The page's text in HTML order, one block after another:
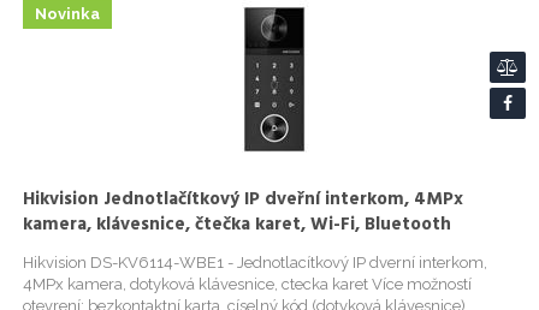
Hikvision Jednotlačítkový IP dveřní interkom, 4MPx
kamera, klávesnice, čtečka karet, Wi-Fi, Bluetooth
Hikvision DS-KV6114-WBE1 - Jednotlacítkový IP dverní interkom,
4MPx kamera, dotyková klávesnice, ctecka karet Více možností
otevrení: bezkontaktní karta, císelný kód (dotyková klávesnice),
Novinka